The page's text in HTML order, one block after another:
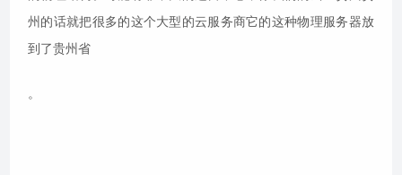
州的话就把很多的这个大型的云服务商它的这种物理服务器放
到了贵州省
。